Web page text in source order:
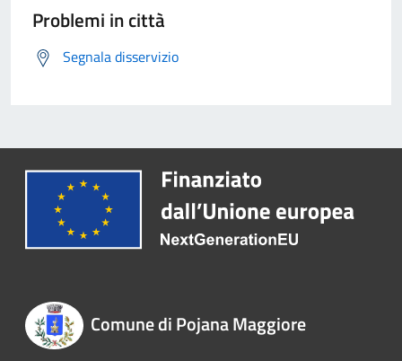
Problemi in città
Segnala disservizio
Comune di Pojana Maggiore